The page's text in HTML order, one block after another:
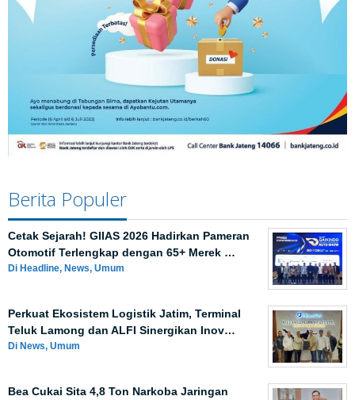
Berita Populer
Cetak Sejarah! GIIAS 2026 Hadirkan Pameran
Otomotif Terlengkap dengan 65+ Merek …
Di Headline, News, Umum
Perkuat Ekosistem Logistik Jatim, Terminal
Teluk Lamong dan ALFI Sinergikan Inov…
Di News, Umum
Bea Cukai Sita 4,8 Ton Narkoba Jaringan